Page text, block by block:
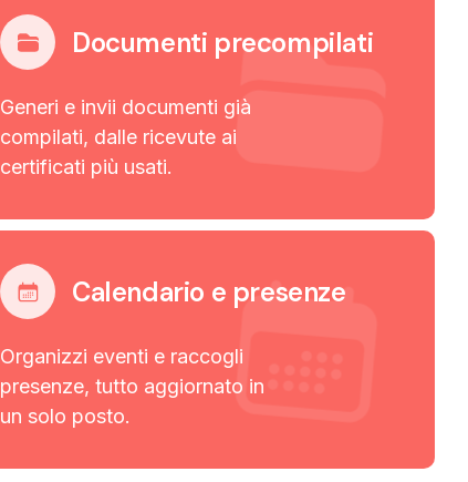
Documenti precompilati
Generi e invii documenti già
compilati, dalle ricevute ai
certificati più usati.
Calendario e presenze
Organizzi eventi e raccogli
presenze, tutto aggiornato in
un solo posto.